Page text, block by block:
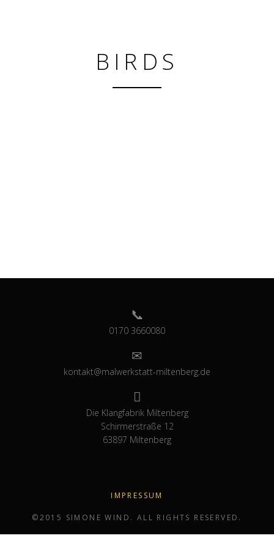
BIRDS
0170 3660080
kontakt@malwerkstatt-miltenberg.de
Die Klangfabrik Miltenberg
Schirmerstraße 12
63897 Miltenberg
IMPRESSUM
©2015 SIMONE WIND. ALL RIGHTS RESERVED.